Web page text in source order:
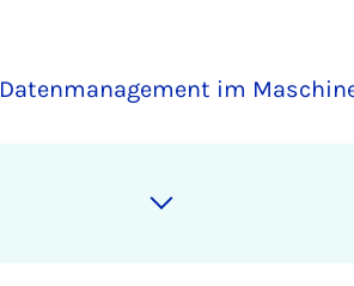
Datenmanagement im